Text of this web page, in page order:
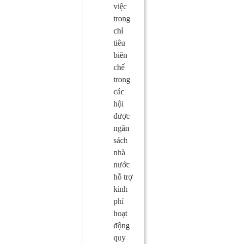
việc
trong
chỉ
tiêu
biên
chế
trong
các
hội
được
ngân
sách
nhà
nước
hỗ trợ
kinh
phí
hoạt
động
quy